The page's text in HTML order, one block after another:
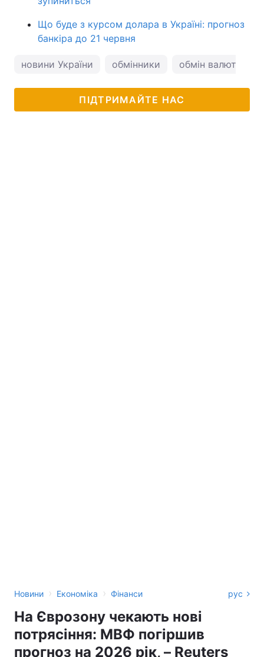
Що буде з курсом долара в Україні: прогноз
банкіра до 21 червня
новини України обмінники обмін валют
ПІДТРИМАЙТЕ НАС
Новини › Економіка › Фінанси рус
На Єврозону чекають нові
потрясіння: МВФ погіршив
прогноз на 2026 рік, – Reuters